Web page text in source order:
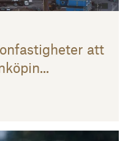
att